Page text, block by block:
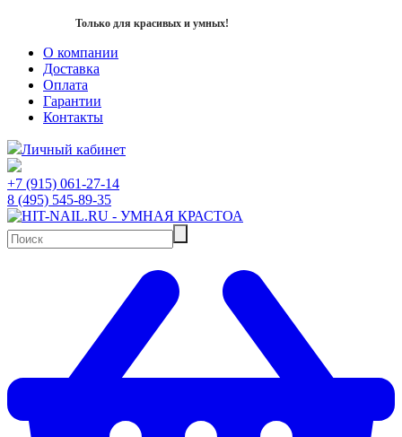
Только для красивых и умных!
О компании
Доставка
Оплата
Гарантии
Контакты
Личный кабинет
+7 (915) 061-27-14
8 (495) 545-89-35